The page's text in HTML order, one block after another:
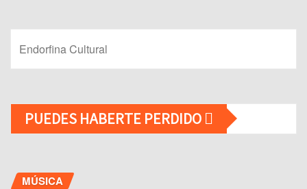
Endorfina Cultural
PUEDES HABERTE PERDIDO
MÚSICA